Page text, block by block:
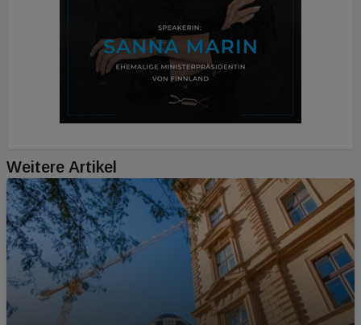
Weitere Artikel